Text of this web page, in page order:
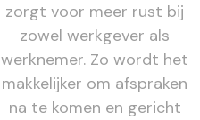
zorgt voor meer rust bij
zowel werkgever als
werknemer. Zo wordt het
makkelijker om afspraken
na te komen en gericht